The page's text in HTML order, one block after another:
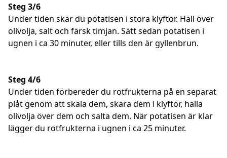
Steg 3/6
Under tiden skär du potatisen i stora klyftor. Häll över
olivolja, salt och färsk timjan. Sätt sedan potatisen i
ugnen i ca 30 minuter, eller tills den är gyllenbrun.
Steg 4/6
Under tiden förbereder du rotfrukterna på en separat
plåt genom att skala dem, skära dem i klyftor, hälla
olivolja över dem och salta dem. När potatisen är klar
lägger du rotfrukterna i ugnen i ca 25 minuter.